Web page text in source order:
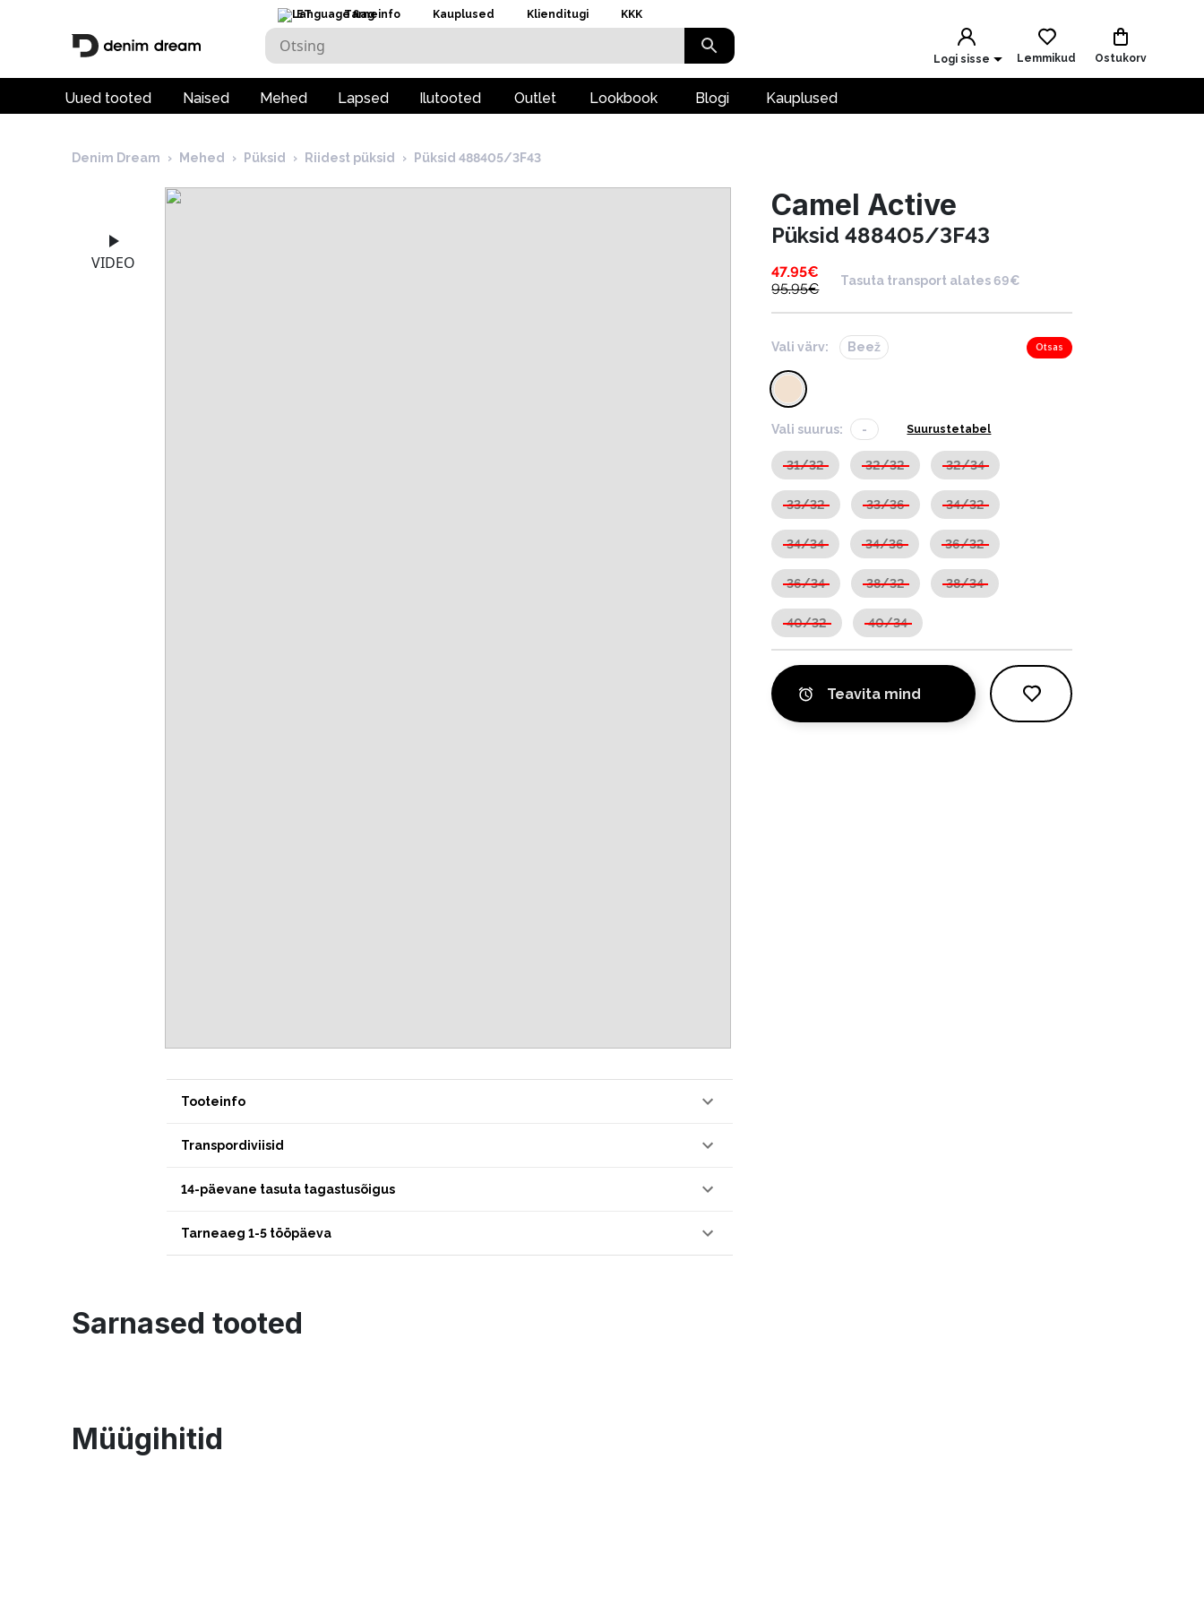
ET Tarneinfo Kauplused Klienditugi KKK
Logi sisse Lemmikud Ostukorv
Uued tooted Naised Mehed Lapsed Ilutooted Outlet Lookbook Blogi Kauplused
Denim Dream › Mehed › Püksid › Riidest püksid › Püksid 488405/3F43
VIDEO
Tooteinfo
Transpordiviisid
14-päevane tasuta tagastusõigus
Tarneaeg 1-5 tööpäeva
Camel Active
Püksid 488405/3F43
47.95€
95.95€
Tasuta transport alates 69€
Vali värv: Beež Otsas
Vali suurus: - Suurustetabel
31/32 32/32 32/34
33/32 33/36 34/32
34/34 34/36 36/32
36/34 38/32 38/34
40/32 40/34
Teavita mind
Sarnased tooted
Müügihitid